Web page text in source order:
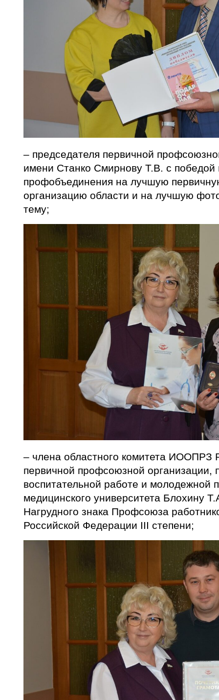
– председателя первичной
имени Станко Смирнову Т.В. с победой
профобъединения на лучшую
организацию области и на лучшую
тему;
– члена областного комитета ИООПРЗ
первичной профсоюзной организации,
воспитательной работе и молодежной
медицинского университета Блохину
Нагрудного знака Профсоюза
Российской Федерации III степени;